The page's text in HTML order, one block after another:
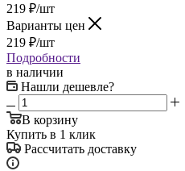
219 ₽/шт
Варианты цен
219 ₽/шт
Подробности
в наличии
Нашли дешевле?
В корзину
Купить в 1 клик
Рассчитать доставку